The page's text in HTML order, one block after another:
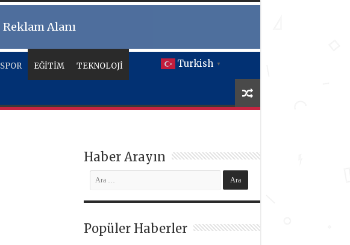
Reklam Alanı
Turkish ▼
SPOR EĞİTİM TEKNOLOJİ
Haber Arayın
Popüler Haberler